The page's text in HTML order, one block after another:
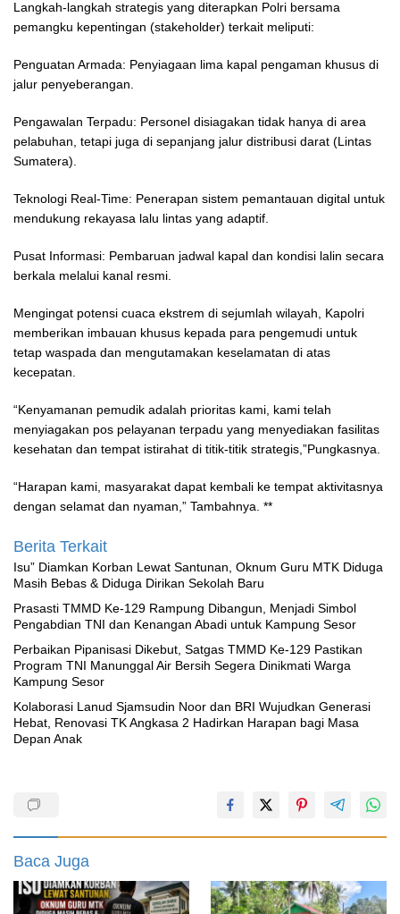
Langkah-langkah strategis yang diterapkan Polri bersama
pemangku kepentingan (stakeholder) terkait meliputi:
Penguatan Armada: Penyiagaan lima kapal pengaman khusus di
jalur penyeberangan.
Pengawalan Terpadu: Personel disiagakan tidak hanya di area
pelabuhan, tetapi juga di sepanjang jalur distribusi darat (Lintas
Sumatera).
Teknologi Real-Time: Penerapan sistem pemantauan digital untuk
mendukung rekayasa lalu lintas yang adaptif.
Pusat Informasi: Pembaruan jadwal kapal dan kondisi lalin secara
berkala melalui kanal resmi.
Mengingat potensi cuaca ekstrem di sejumlah wilayah, Kapolri
memberikan imbauan khusus kepada para pengemudi untuk
tetap waspada dan mengutamakan keselamatan di atas
kecepatan.
“Kenyamanan pemudik adalah prioritas kami, kami telah
menyiagakan pos pelayanan terpadu yang menyediakan fasilitas
kesehatan dan tempat istirahat di titik-titik strategis,”Pungkasnya.
“Harapan kami, masyarakat dapat kembali ke tempat aktivitasnya
dengan selamat dan nyaman,” Tambahnya. **
Berita Terkait
‎Isu” Diamkan Korban Lewat Santunan, Oknum Guru MTK Diduga
Masih Bebas & Diduga Dirikan Sekolah Baru
Prasasti TMMD Ke-129 Rampung Dibangun, Menjadi Simbol
Pengabdian TNI dan Kenangan Abadi untuk Kampung Sesor
Perbaikan Pipanisasi Dikebut, Satgas TMMD Ke-129 Pastikan
Program TNI Manunggal Air Bersih Segera Dinikmati Warga
Kampung Sesor
Kolaborasi Lanud Sjamsudin Noor dan BRI Wujudkan Generasi
Hebat, Renovasi TK Angkasa 2 Hadirkan Harapan bagi Masa
Depan Anak
Baca Juga